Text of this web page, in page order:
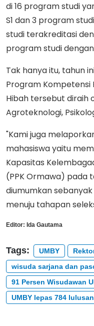
di 16 program studi
S1 dan 3 program
studi terakreditasi
program studi
Tak hanya itu, tahun
Program Kompetensi
Hibah tersebut diraih
Agroteknologi,
"Kami juga
mahasiswa yaitu
Kapasitas
(PPK Ormawa) pada
diumumkan
menuju tahapan
Editor: Ida Gautama
Tags: UMBY
wisuda sarjana dan
91 Persen Wisudawan
UMBY lepas 784 lulusan